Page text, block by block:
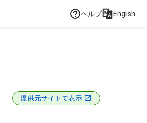
ヘルプ English
提供元サイトで表示